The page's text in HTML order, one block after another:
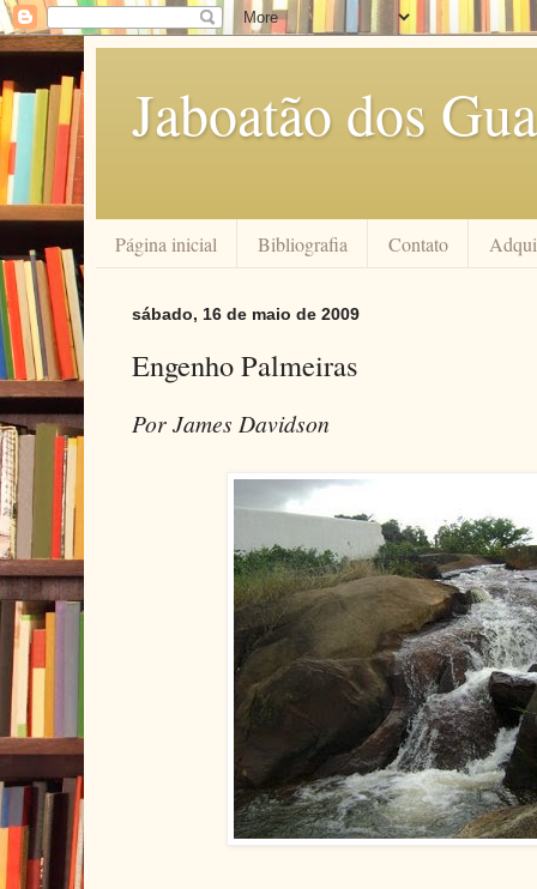
Jaboatão dos
Página inicial Bibliografia Contato
sábado, 16 de maio de 2009
Engenho Palmeiras
Por James Davidson